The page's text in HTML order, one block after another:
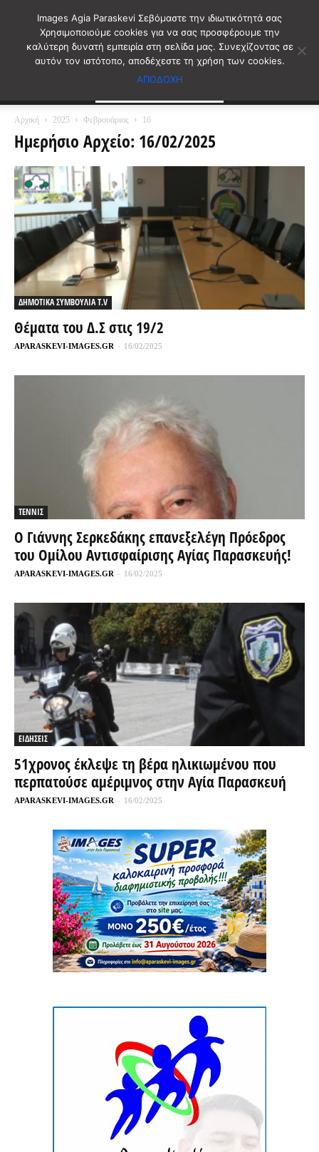
Αρχική 2025 Φεβρουάριος 16
Ημερήσιο Αρχείο: 16/02/2025
ΔΗΜΟΤΙΚΑ ΣΥΜΒΟΥΛΙΑ T.V
Θέματα του Δ.Σ στις 19/2
APARASKEVI-IMAGES.GR - 16/02/2025
ΤΕΝΝΙΣ
Ο Γιάννης Σερκεδάκης επανεξελέγη Πρόεδρος
του Ομίλου Αντισφαίρισης Αγίας Παρασκευής!
APARASKEVI-IMAGES.GR - 16/02/2025
ΕΙΔΗΣΕΙΣ
51χρονος έκλεψε τη βέρα ηλικιωμένου που
περπατούσε αμέριμνος στην Αγία Παρασκευή
APARASKEVI-IMAGES.GR - 16/02/2025
Images Agia Paraskevi Σεβόμαστε την ιδιωτικότητά σας
Χρησιμοποιούμε cookies για να σας προσφέρουμε την
καλύτερη δυνατή εμπειρία στη σελίδα μας. Συνεχίζοντας σε
αυτόν τον ιστότοπο, αποδέχεστε τη χρήση των cookies.
ΑΠΟΔΟΧΗ